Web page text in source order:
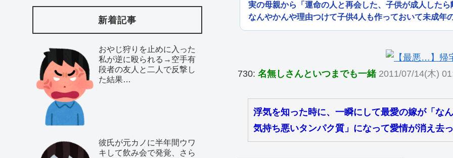
実の母親から「運命の人と再会した、子供が成人した
なんやかんや理由つけて子供4人も作っておいて未成年
730: 名無しさんといつまでも一緒 2011/07/14(木)
浮気を知った時に、一瞬にして最愛の嫁が「な
気持ち悪いタンパク質」になって愛情が消え去
新着記事
おやじ狩りを止めに入った
私が逆に殴られる→空手有
段者の友人と二人で反撃し
た結果…
彼氏が元カノに半年間ウワ
キして飲み会で発覚、さら